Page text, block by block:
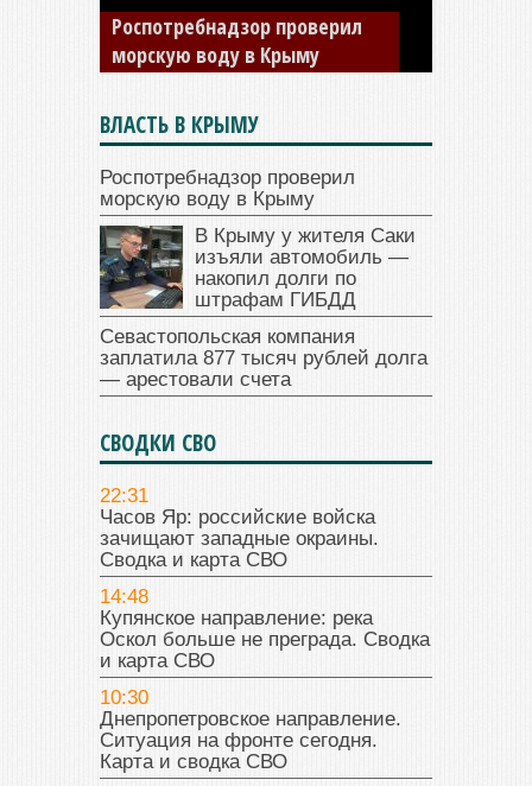
накопил долги по штрафам
ГИБДД
ВЛАСТЬ В КРЫМУ
Роспотребнадзор проверил
морскую воду в Крыму
В Крыму у жителя Саки
изъяли автомобиль —
накопил долги по
штрафам ГИБДД
Севастопольская компания
заплатила 877 тысяч рублей долга
— арестовали счета
СВОДКИ СВО
22:31
Часов Яр: российские войска
зачищают западные окраины.
Сводка и карта СВО
14:48
Купянское направление: река
Оскол больше не преграда. Сводка
и карта СВО
10:30
Днепропетровское направление.
Ситуация на фронте сегодня.
Карта и сводка СВО